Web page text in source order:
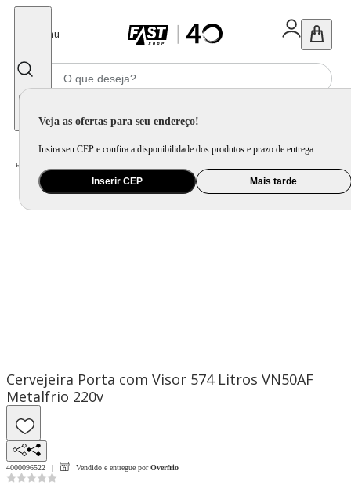
Menu
Veja as ofertas para seu endereço!
Insira seu CEP e confira a disponibilidade dos produtos e prazo de entrega.
Inserir CEP Mais tarde
Home
Cervejeira Porta com Visor 574 Litros VN50AF
Metalfrio 220v
4000096522 Vendido e entregue por Overfrio